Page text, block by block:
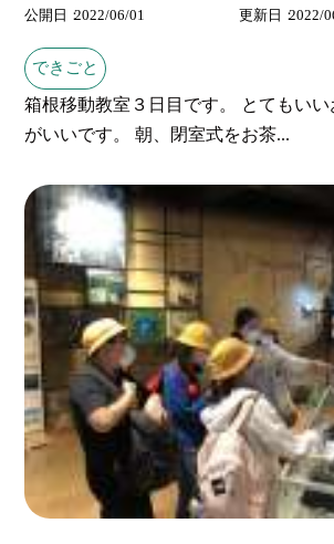
公開日 2022/06/01 更新日 2022/
できごと
箱根移動教室３日目です。 とてもい
がいいです。 朝、閉室式をお茶...